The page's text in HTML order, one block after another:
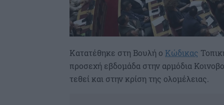
Κατατέθηκε στη Βουλή ο Κώδικας
προσεχή εβδομάδα στην αρμόδια
τεθεί και στην κρίση της ολομέλειας.